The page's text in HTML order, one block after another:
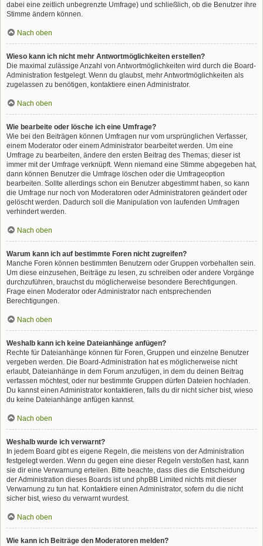
dabei eine zeitlich unbegrenzte Umfrage) und schließlich, ob die Benutzer ihre
Stimme ändern können.
Nach oben
Wieso kann ich nicht mehr Antwortmöglichkeiten erstellen?
Die maximal zulässige Anzahl von Antwortmöglichkeiten wird durch die Board-
Administration festgelegt. Wenn du glaubst, mehr Antwortmöglichkeiten als
zugelassen zu benötigen, kontaktiere einen Administrator.
Nach oben
Wie bearbeite oder lösche ich eine Umfrage?
Wie bei den Beiträgen können Umfragen nur vom ursprünglichen Verfasser,
einem Moderator oder einem Administrator bearbeitet werden. Um eine
Umfrage zu bearbeiten, ändere den ersten Beitrag des Themas; dieser ist
immer mit der Umfrage verknüpft. Wenn niemand eine Stimme abgegeben hat,
dann können Benutzer die Umfrage löschen oder die Umfrageoption
bearbeiten. Sollte allerdings schon ein Benutzer abgestimmt haben, so kann
die Umfrage nur noch von Moderatoren oder Administratoren geändert oder
gelöscht werden. Dadurch soll die Manipulation von laufenden Umfragen
verhindert werden.
Nach oben
Warum kann ich auf bestimmte Foren nicht zugreifen?
Manche Foren können bestimmten Benutzern oder Gruppen vorbehalten sein.
Um diese einzusehen, Beiträge zu lesen, zu schreiben oder andere Vorgänge
durchzuführen, brauchst du möglicherweise besondere Berechtigungen.
Frage einen Moderator oder Administrator nach entsprechenden
Berechtigungen.
Nach oben
Weshalb kann ich keine Dateianhänge anfügen?
Rechte für Dateianhänge können für Foren, Gruppen und einzelne Benutzer
vergeben werden. Die Board-Administration hat es möglicherweise nicht
erlaubt, Dateianhänge in dem Forum anzufügen, in dem du deinen Beitrag
verfassen möchtest, oder nur bestimmte Gruppen dürfen Dateien hochladen.
Du kannst einen Administrator kontaktieren, falls du dir nicht sicher bist, wieso
du keine Dateianhänge anfügen kannst.
Nach oben
Weshalb wurde ich verwarnt?
In jedem Board gibt es eigene Regeln, die meistens von der Administration
festgelegt werden. Wenn du gegen eine dieser Regeln verstoßen hast, kann
sie dir eine Verwarnung erteilen. Bitte beachte, dass dies die Entscheidung
der Administration dieses Boards ist und phpBB Limited nichts mit dieser
Verwarnung zu tun hat. Kontaktiere einen Administrator, sofern du die nicht
sicher bist, wieso du verwarnt wurdest.
Nach oben
Wie kann ich Beiträge den Moderatoren melden?